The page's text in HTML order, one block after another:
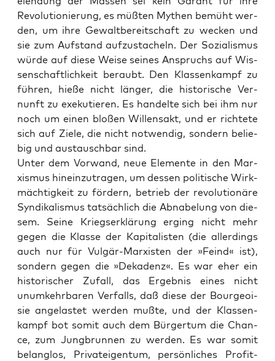
Revo­lu­tio­nie­rung, es müß­ten Mythen bemüht wer­
den, um ihre Gewalt­be­reit­schaft zu wecken und
sie zum Auf­stand auf­zu­sta­cheln. Der Sozia­lis­mus
wür­de auf die­se Wei­se sei­nes Anspruchs auf Wis­
sen­schaft­lich­keit beraubt. Den Klas­sen­kampf zu
füh­ren, hie­ße nicht län­ger, die his­to­ri­sche Ver­
nunft zu exe­ku­tie­ren. Es han­del­te sich bei ihm nur
noch um einen blo­ßen Wil­lens­akt, und er rich­te­te
sich auf Zie­le, die nicht not­wen­dig, son­dern belie­
big und aus­tausch­bar sind.
Unter dem Vor­wand, neue Ele­men­te in den Mar­
xis­mus hin­ein­zu­tra­gen, um des­sen poli­ti­sche Wirk­
mäch­tig­keit zu för­dern, betrieb der revo­lu­tio­nä­re
Syn­di­ka­lis­mus tat­säch­lich die Abna­be­lung von die­
sem. Sei­ne Kriegs­er­klä­rung erging nicht mehr
gegen die Klas­se der Kapi­ta­lis­ten (die aller­dings
auch nur für Vul­gär-Mar­xis­ten der »Feind« ist),
son­dern gegen die »Deka­denz«. Es war eher ein
his­to­ri­scher Zufall, das Ergeb­nis eines nicht
unum­kehr­ba­ren Ver­falls, daß die­se der Bour­geoi­
sie ange­las­tet wer­den muß­te, und der Klas­sen­
kampf bot somit auch dem Bür­ger­tum die Chan­
ce, zum Jung­brun­nen zu wer­den. Es war somit
belang­los, Pri­vat­ei­gen­tum, per­sön­li­ches Pro­fit­